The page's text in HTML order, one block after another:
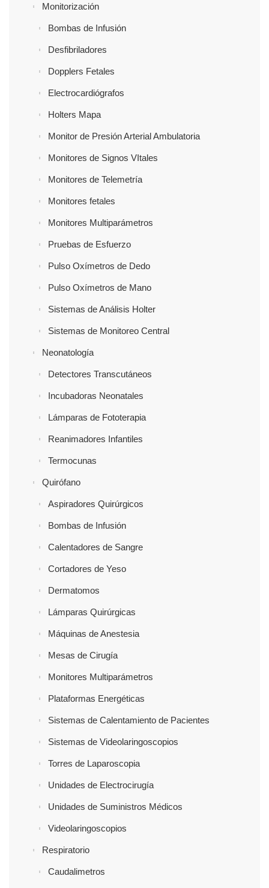
Monitorización
Bombas de Infusión
Desfibriladores
Dopplers Fetales
Electrocardiógrafos
Holters Mapa
Monitor de Presión Arterial Ambulatoria
Monitores de Signos VItales
Monitores de Telemetría
Monitores fetales
Monitores Multiparámetros
Pruebas de Esfuerzo
Pulso Oxímetros de Dedo
Pulso Oxímetros de Mano
Sistemas de Análisis Holter
Sistemas de Monitoreo Central
Neonatología
Detectores Transcutáneos
Incubadoras Neonatales
Lámparas de Fototerapia
Reanimadores Infantiles
Termocunas
Quirófano
Aspiradores Quirúrgicos
Bombas de Infusión
Calentadores de Sangre
Cortadores de Yeso
Dermatomos
Lámparas Quirúrgicas
Máquinas de Anestesia
Mesas de Cirugía
Monitores Multiparámetros
Plataformas Energéticas
Sistemas de Calentamiento de Pacientes
Sistemas de Videolaringoscopios
Torres de Laparoscopia
Unidades de Electrocirugía
Unidades de Suministros Médicos
Videolaringoscopios
Respiratorio
Caudalimetros